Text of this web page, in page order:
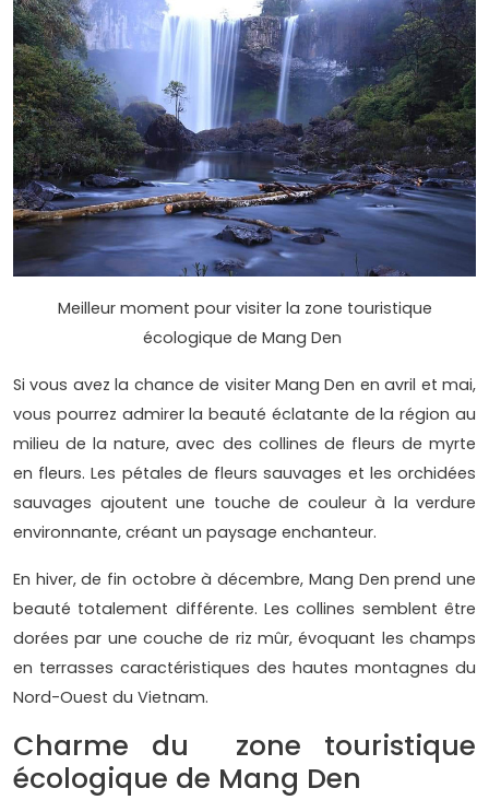
Meilleur moment pour visiter la zone touristique
écologique de Mang Den
Si vous avez la chance de visiter Mang Den en avril et mai,
vous pourrez admirer la beauté éclatante de la région au
milieu de la nature, avec des collines de fleurs de myrte
en fleurs. Les pétales de fleurs sauvages et les orchidées
sauvages ajoutent une touche de couleur à la verdure
environnante, créant un paysage enchanteur.
En hiver, de fin octobre à décembre, Mang Den prend une
beauté totalement différente. Les collines semblent être
dorées par une couche de riz mûr, évoquant les champs
en terrasses caractéristiques des hautes montagnes du
Nord-Ouest du Vietnam.
Charme du zone touristique
écologique de Mang Den